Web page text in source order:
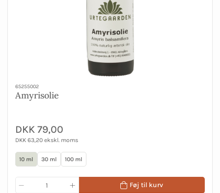
65255002
Amyrisolie
DKK 79,00
DKK 63,20 ekskl. moms
10 ml 30 ml 100 ml
Føj til kurv